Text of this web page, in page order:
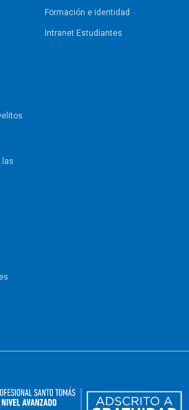
Formación e identidad
Intranet Estudiantes
las